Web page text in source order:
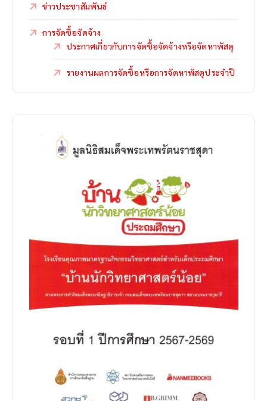
ข่าวประชาสัมพันธ์
การจัดซื้อจัดจ้าง
ประกาศเกี่ยวกับการจัดซื้อจัดจ้างหรือจัดหาพัสดุ
รายงานผลการจัดซื้อหรือการจัดหาพัสดุประจำปี